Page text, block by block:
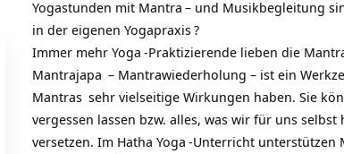
Yogastunden mit Mantra – und Musikbegleitung
in der eigenen Yogapraxis?
Immer mehr Yoga -Praktizierende lieben die
Mantrajapa – Mantrawiederholung – ist ein
Mantras sehr vielseitige Wirkungen haben. Sie
vergessen lassen bzw. alles, was wir für uns
versetzen. Im Hatha Yoga -Unterricht unterstützen